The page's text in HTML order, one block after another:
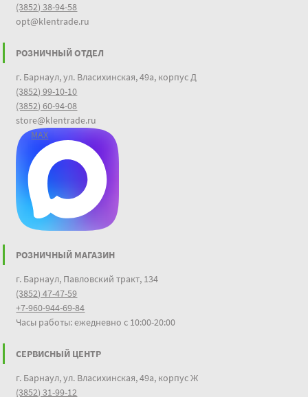
(3852) 38-94-58
opt@klentrade.ru
РОЗНИЧНЫЙ ОТДЕЛ
г. Барнаул, ул. Власихинская, 49а, корпус Д
(3852) 99-10-10
(3852) 60-94-08
store@klentrade.ru
MAX
РОЗНИЧНЫЙ МАГАЗИН
г. Барнаул, Павловский тракт, 134
(3852) 47-47-59
+7-960-944-69-84
Часы работы: ежедневно с 10:00-20:00
СЕРВИСНЫЙ ЦЕНТР
г. Барнаул, ул. Власихинская, 49а, корпус Ж
(3852) 31-99-12